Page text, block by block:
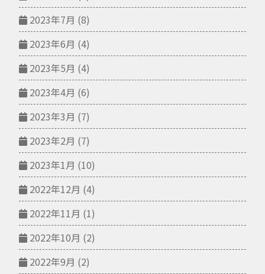
2023年7月 (8)
2023年6月 (4)
2023年5月 (4)
2023年4月 (6)
2023年3月 (7)
2023年2月 (7)
2023年1月 (10)
2022年12月 (4)
2022年11月 (1)
2022年10月 (2)
2022年9月 (2)